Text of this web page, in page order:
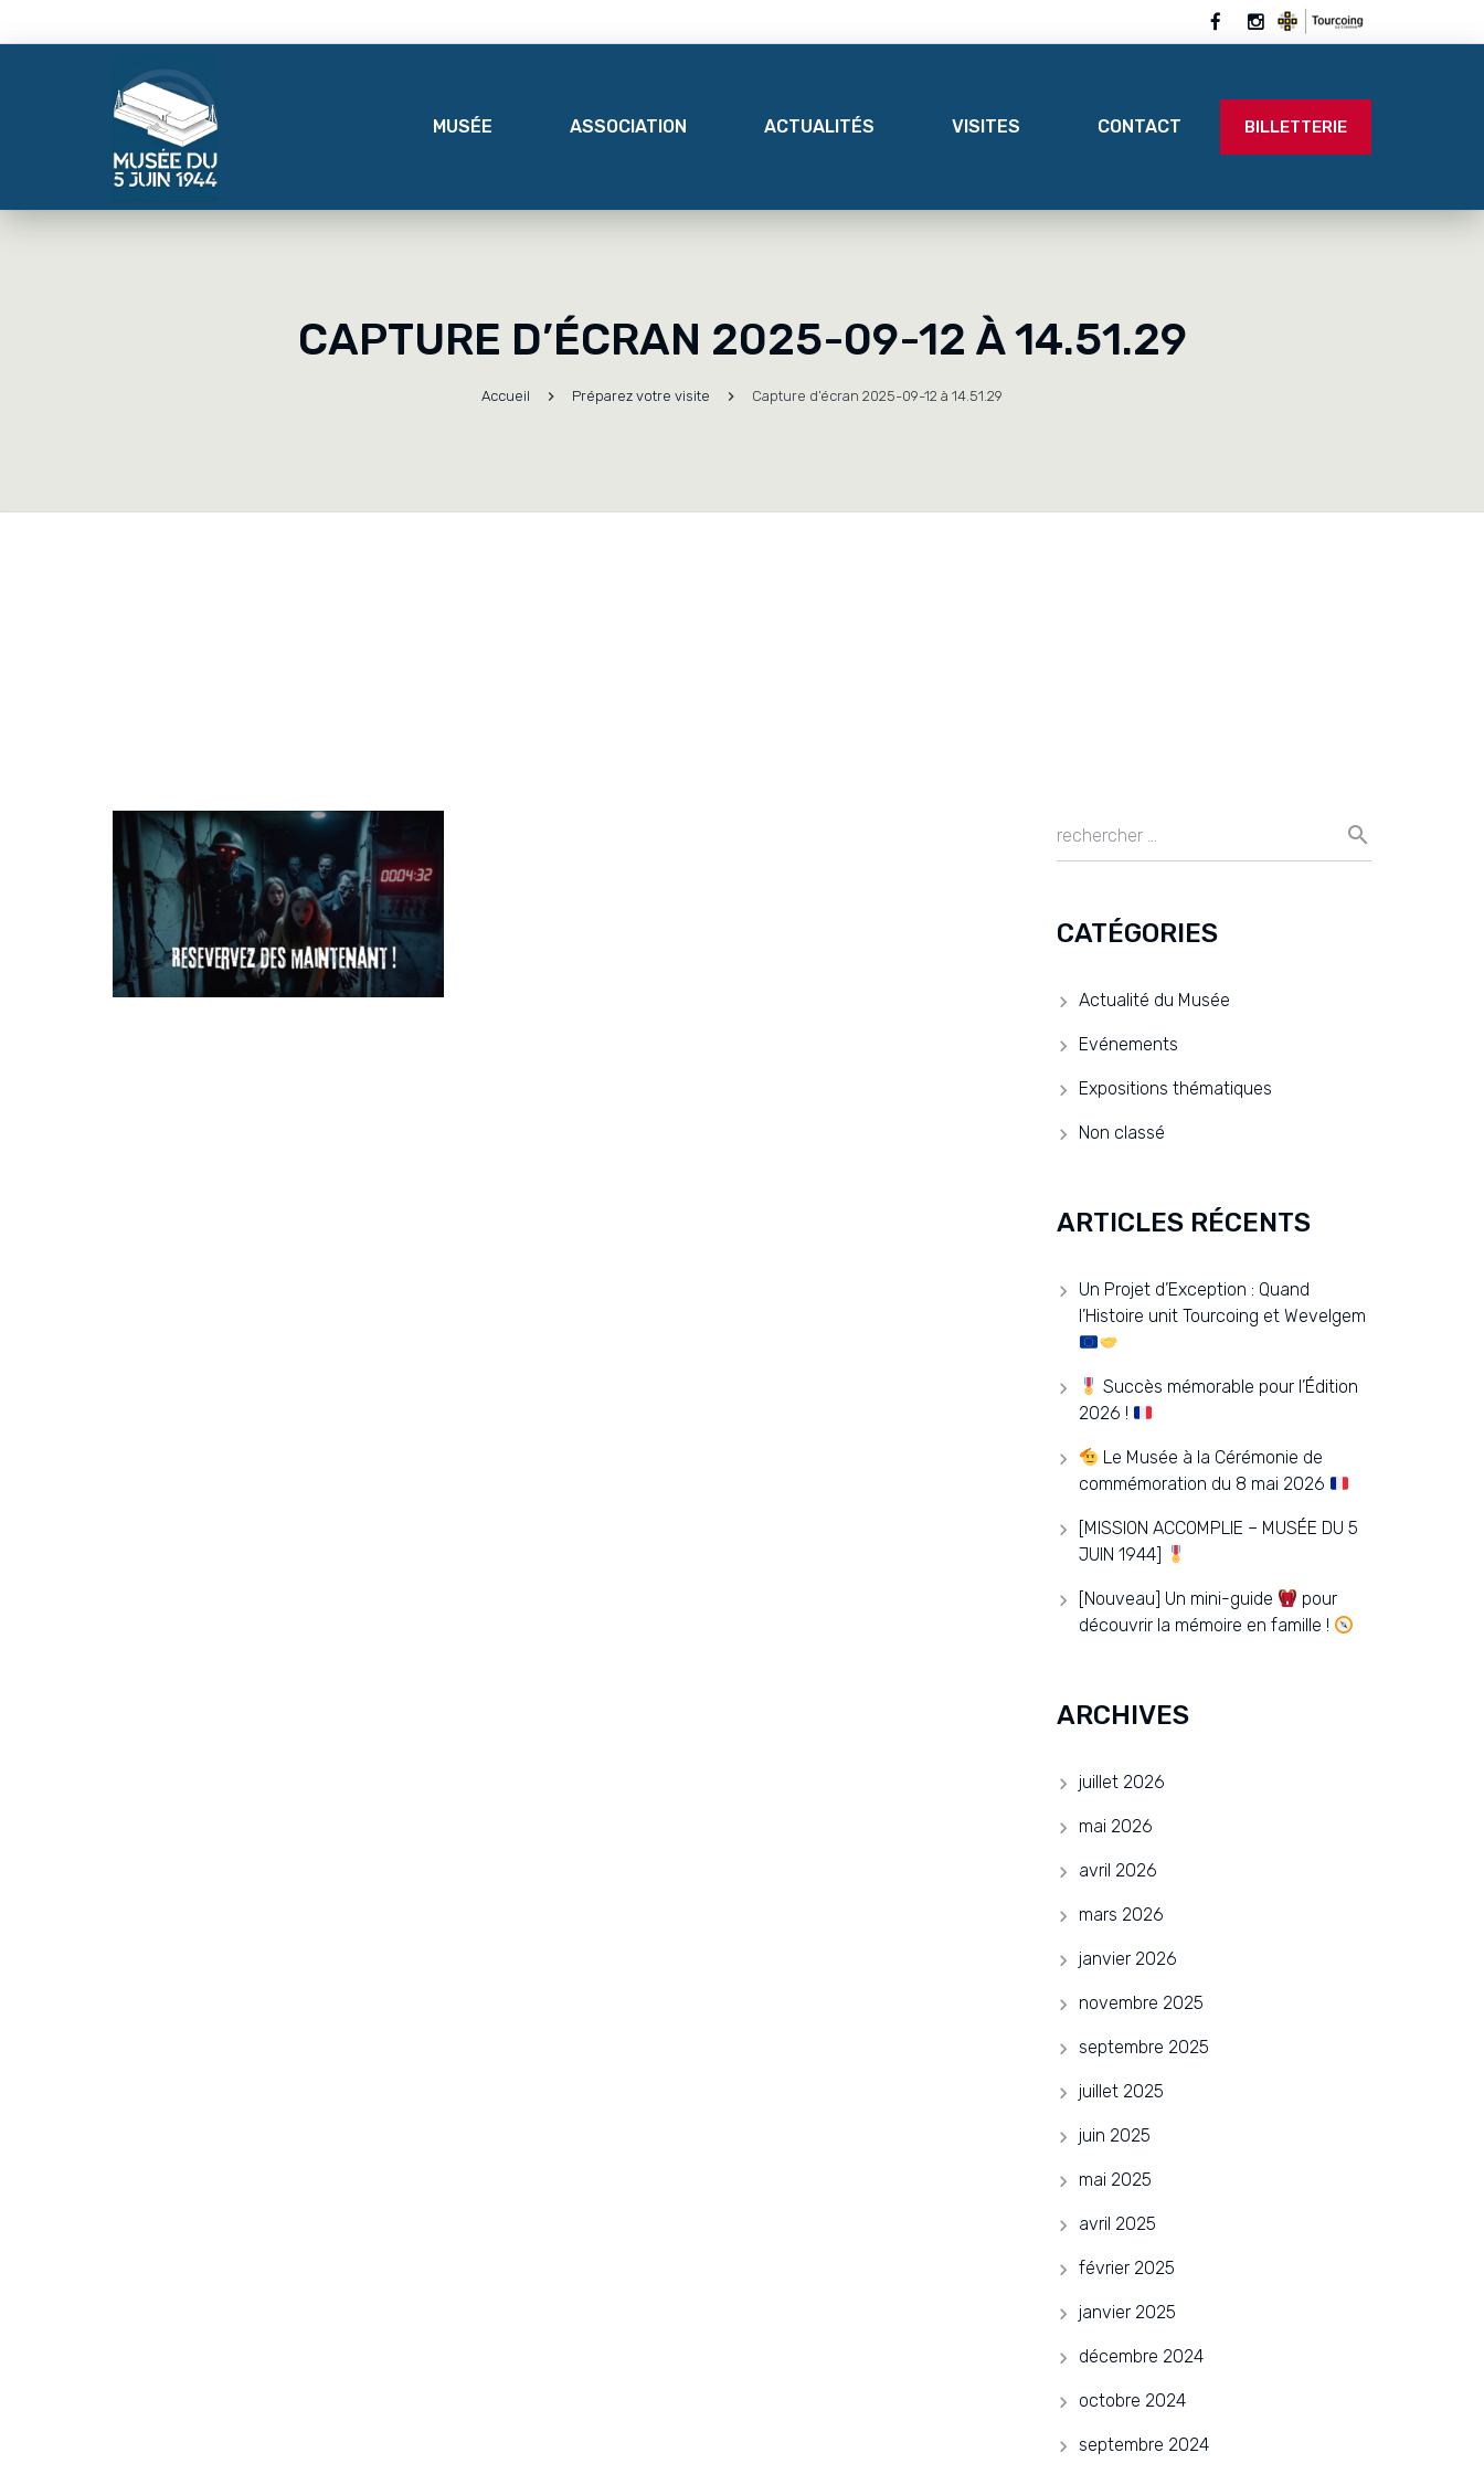
MUSÉE ASSOCIATION ACTUALITÉS VISITES CONTACT BILLETTERIE
CAPTURE D’ÉCRAN 2025-09-12 À 14.51.29
Accueil Préparez votre visite Capture d’écran 2025-09-12 à 14.51.29
CATÉGORIES
Actualité du Musée
Evénements
Expositions thématiques
Non classé
ARTICLES RÉCENTS
Un Projet d’Exception : Quand
l’Histoire unit Tourcoing et Wevelgem
Succès mémorable pour l’Édition
2026 !
Le Musée à la Cérémonie de
commémoration du 8 mai 2026
[MISSION ACCOMPLIE – MUSÉE DU 5
JUIN 1944]
[Nouveau] Un mini-guide
pour
découvrir la mémoire en famille !
ARCHIVES
juillet 2026
mai 2026
avril 2026
mars 2026
janvier 2026
novembre 2025
septembre 2025
juillet 2025
juin 2025
mai 2025
avril 2025
février 2025
janvier 2025
décembre 2024
octobre 2024
septembre 2024